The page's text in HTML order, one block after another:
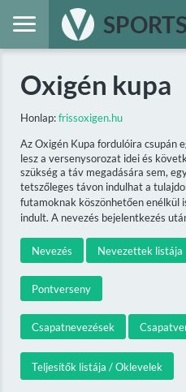
Oxigén kupa
Honlap:frissoxigen.hu
Az Oxigén Kupa fordulóira csupán
lesz a versenysorozat idei és
szükség a táv megadására sem,
tetszőleges távon indulhat a
futamoknak köszönhetően enélkül
indult. A nevezés bejelentkezés
Nevezés Nevezettek listája
Pontverseny
Csapatnevezések
Teljesítők listája / Oklevelek